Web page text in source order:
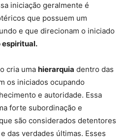
iniciação geralmente é
que possuem um
e que direcionam o iniciado
espiritual.
cria uma hierarquia dentro das
os iniciados ocupando
e autoridade. Essa
forte subordinação e
são considerados detentores
das verdades últimas. Esses